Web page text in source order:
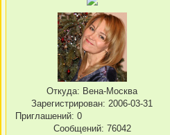
Откуда: Вена-Москва
Зарегистрирован: 2006-03-31
Приглашений: 0
Сообщений: 76042